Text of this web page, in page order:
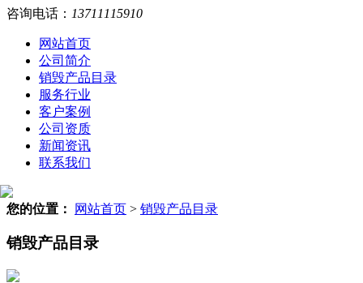
咨询电话： 13711115910
网站首页
公司简介
销毁产品目录
服务行业
客户案例
公司资质
新闻资讯
联系我们
您的位置： 网站首页 > 销毁产品目录
销毁产品目录